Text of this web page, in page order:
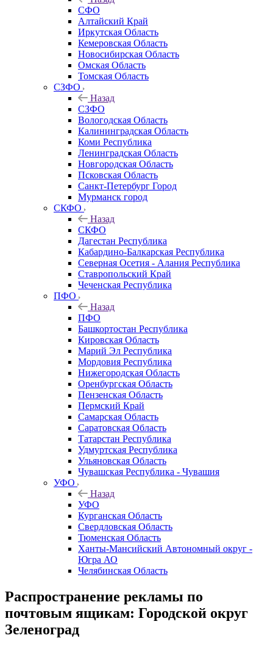
СФО
Алтайский Край
Иркутская Область
Кемеровская Область
Новосибирская Область
Омская Область
Томская Область
СЗФО
Назад
СЗФО
Вологодская Область
Калининградская Область
Коми Республика
Ленинградская Область
Новгородская Область
Псковская Область
Санкт-Петербург Город
Мурманск город
СКФО
Назад
СКФО
Дагестан Республика
Кабардино-Балкарская Республика
Северная Осетия - Алания Республика
Ставропольский Край
Чеченская Республика
ПФО
Назад
ПФО
Башкортостан Республика
Кировская Область
Марий Эл Республика
Мордовия Республика
Нижегородская Область
Оренбургская Область
Пензенская Область
Пермский Край
Самарская Область
Саратовская Область
Татарстан Республика
Удмуртская Республика
Ульяновская Область
Чувашская Республика - Чувашия
УФО
Назад
УФО
Курганская Область
Свердловская Область
Тюменская Область
Ханты-Мансийский Автономный округ -
Югра АО
Челябинская Область
Распространение рекламы по
почтовым ящикам: Городской округ
Зеленоград